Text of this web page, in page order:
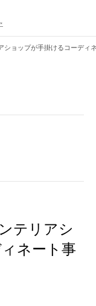
ショップが手掛けるコーディ
テリアシ
ネート事